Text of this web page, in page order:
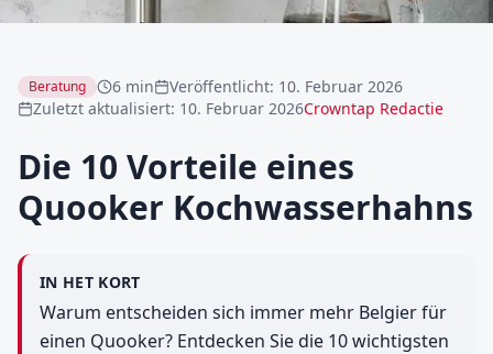
Beratung 6 min Veröffentlicht: 10. Februar 2026
Zuletzt aktualisiert: 10. Februar 2026Crowntap Redactie
Die 10 Vorteile eines
Quooker Kochwasserhahns
IN HET KORT
Warum entscheiden sich immer mehr Belgier für
einen Quooker? Entdecken Sie die 10 wichtigsten